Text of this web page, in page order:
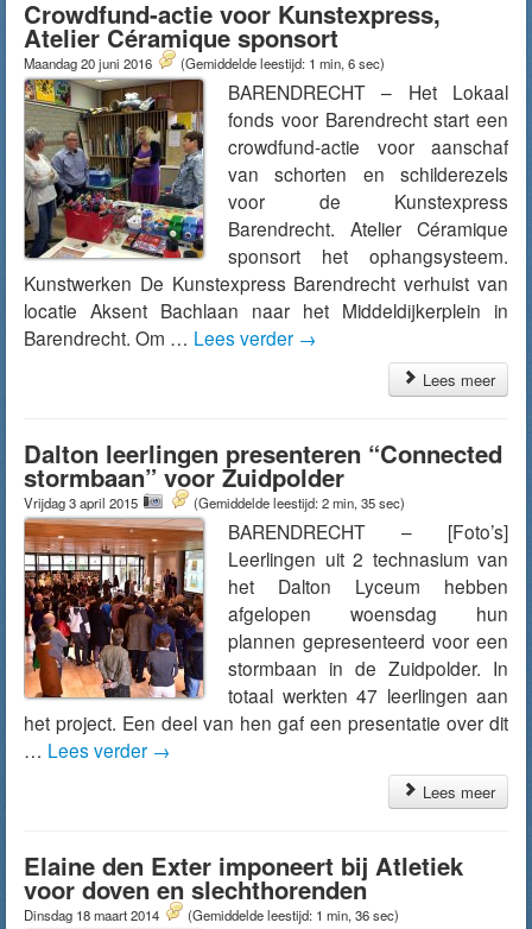
Crowdfund-actie voor Kunstexpress,
Atelier Céramique sponsort
Maandag 20 juni 2016 (Gemiddelde leestijd: 1 min, 6 sec)
BARENDRECHT – Het Lokaal
fonds voor Barendrecht start een
crowdfund-actie voor aanschaf
van schorten en schilderezels
voor de Kunstexpress
Barendrecht. Atelier Céramique
sponsort het ophangsysteem.
Kunstwerken De Kunstexpress Barendrecht verhuist van
locatie Aksent Bachlaan naar het Middeldijkerplein in
Barendrecht. Om … Lees verder →
Lees meer
Dalton leerlingen presenteren “Connected
stormbaan” voor Zuidpolder
Vrijdag 3 april 2015 (Gemiddelde leestijd: 2 min, 35 sec)
BARENDRECHT – [Foto’s]
Leerlingen uit 2 technasium van
het Dalton Lyceum hebben
afgelopen woensdag hun
plannen gepresenteerd voor een
stormbaan in de Zuidpolder. In
totaal werkten 47 leerlingen aan
het project. Een deel van hen gaf een presentatie over dit
… Lees verder →
Lees meer
Elaine den Exter imponeert bij Atletiek
voor doven en slechthorenden
Dinsdag 18 maart 2014 (Gemiddelde leestijd: 1 min, 36 sec)